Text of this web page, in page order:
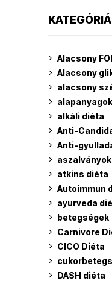
Alacsony
Alacsony
alacsony
alapanyagok
alkáli diéta
Anti-
Anti-
aszalványok
atkins diéta
Autoimmun
ayurveda
betegségek
Carnivore
CICO Diéta
DASH diéta